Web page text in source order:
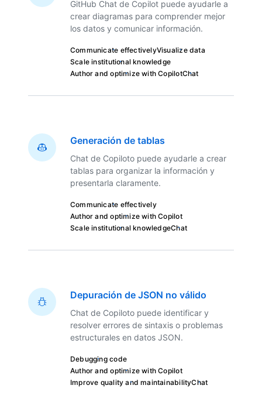
GitHub Chat de Copilot puede ayudarle a
crear diagramas para comprender mejor
los datos y comunicar información.
Communicate effectivelyVisualize data
Scale institutional knowledge
Author and optimize with CopilotChat
Generación de tablas
Chat de Copiloto puede ayudarle a crear
tablas para organizar la información y
presentarla claramente.
Communicate effectively
Author and optimize with Copilot
Scale institutional knowledgeChat
Depuración de JSON no válido
Chat de Copiloto puede identificar y
resolver errores de sintaxis o problemas
estructurales en datos JSON.
Debugging code
Author and optimize with Copilot
Improve quality and maintainabilityChat